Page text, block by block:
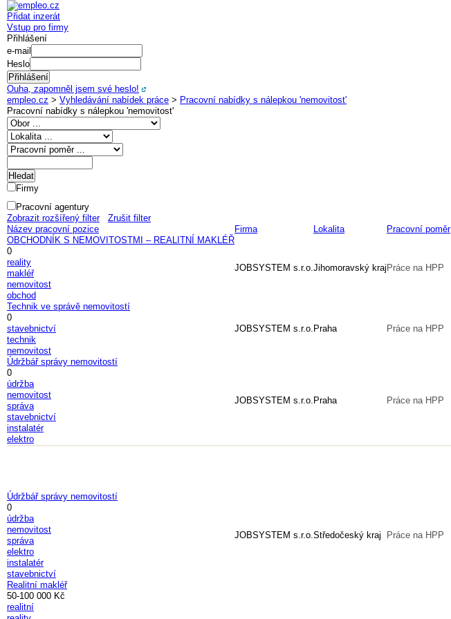
Přidat inzerát
Vstup pro firmy
Přihlášení
e-mail
Heslo
Ouha, zapomněl jsem své heslo!
empleo.cz > Vyhledávání nabídek práce > Pracovní nabídky s nálepkou 'nemovitost'
Pracovní nabídky s nálepkou 'nemovitost'
Firmy
Pracovní agentury
Zobrazit rozšířený filter
Zrušit filter
Název pracovní pozice
Firma Lokalita Pracovní poměr
OBCHODNÍK S NEMOVITOSTMI – REALITNÍ MAKLÉŘ
0
reality
makléř
nemovitost
obchod
JOBSYSTEM s.r.o.Jihomoravský kraj Práce na HPP
Technik ve správě nemovitostí
0
stavebnictví
technik
nemovitost
JOBSYSTEM s.r.o. Praha Práce na HPP
Údržbář správy nemovitostí
0
údržba
nemovitost
správa
stavebnictví
instalatér
elektro
JOBSYSTEM s.r.o. Praha Práce na HPP
Údržbář správy nemovitostí
0
údržba
nemovitost
správa
elektro
instalatér
stavebnictví
JOBSYSTEM s.r.o.Středočeský kraj Práce na HPP
Realitní makléř
50-100 000 Kč
realitní